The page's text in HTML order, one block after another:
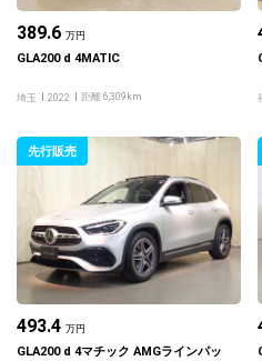
389.6 万円
GLA200 d 4MATIC
埼玉 2022 距離 6,309km
先行販売
493.4 万円
GLA200 d 4マチック AMGラインパッ